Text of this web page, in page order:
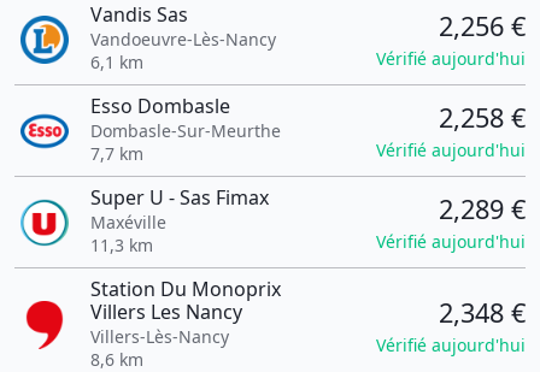
Vandis Sas
Vandoeuvre-Lès-Nancy
6,1 km
2,256 €
Vérifié aujourd'hui
Esso Dombasle
Dombasle-Sur-Meurthe
7,7 km
2,258 €
Vérifié aujourd'hui
Super U - Sas Fimax
Maxéville
11,3 km
2,289 €
Vérifié aujourd'hui
Station Du Monoprix
Villers Les Nancy
Villers-Lès-Nancy
8,6 km
2,348 €
Vérifié aujourd'hui